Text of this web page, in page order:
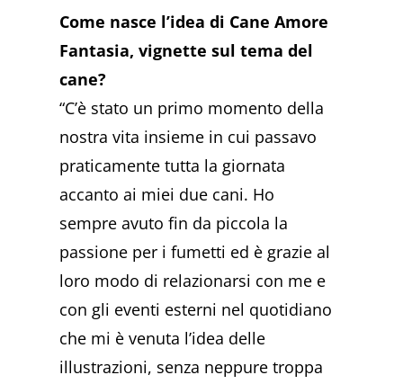
Come nasce l’idea di Cane Amore
Fantasia, vignette sul tema del
cane?
“C’è stato un primo momento della
nostra vita insieme in cui passavo
praticamente tutta la giornata
accanto ai miei due cani. Ho
sempre avuto fin da piccola la
passione per i fumetti ed è grazie al
loro modo di relazionarsi con me e
con gli eventi esterni nel quotidiano
che mi è venuta l’idea delle
illustrazioni, senza neppure troppa